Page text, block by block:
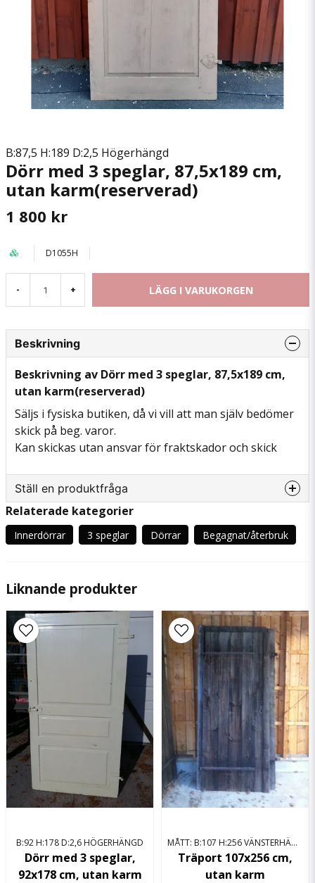
B:87,5 H:189 D:2,5 Högerhängd
Dörr med 3 speglar, 87,5x189 cm,
utan karm(reserverad)
1 800 kr
D1055H
- + LÄGG I VARUKORGEN
Beskrivning
Beskrivning av Dörr med 3 speglar, 87,5x189 cm,
utan karm(reserverad)
Säljs i fysiska butiken, då vi vill att man själv bedömer
skick på beg. varor.
Kan skickas utan ansvar för fraktskador och skick
Ställ en produktfråga
Fråga oss något om denna produkten...
name
email
Mejladress
Ja, ni får publicera min fråga
Skicka fråga
Relaterade kategorier
Innerdörrar 3 speglar Dörrar Begagnat/återbruk
Liknande produkter
B:92 H:178 D:2,6 HÖGERHÄNGD
Dörr med 3 speglar,
92x178 cm, utan karm
MÅTT: B:107 H:256 VÄNSTERHÄNGD
Träport 107x256 cm,
utan karm